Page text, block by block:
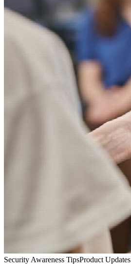
Security Awareness TipsProduct Updates